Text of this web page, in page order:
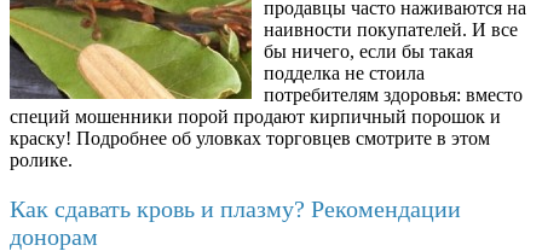
продавцы часто наживаются на
наивности покупателей. И все
бы ничего, если бы такая
подделка не стоила
потребителям здоровья: вместо
специй мошенники порой продают кирпичный порошок и
краску! Подробнее об уловках торговцев смотрите в этом
ролике.
Как сдавать кровь и плазму? Рекомендации
донорам